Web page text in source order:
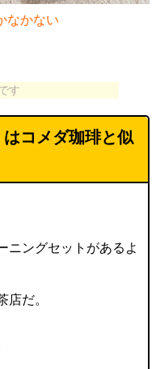
なかない
す
コメダ珈琲と似
ニングセットがあるよ
店だ。